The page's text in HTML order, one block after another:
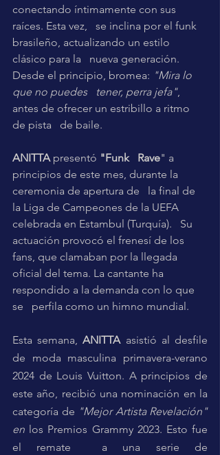
conectando íntimamente con sus
raíces. Esta vez,   se inclina por el funk
brasileño, actualizando un estilo
clásico para la   nueva generación.
Desde el principio, bromea: "Mira lo
que no puedes   tener, perra jefa",
antes de ofrecer un estribillo a ritmo
de pista   de baile.
ANITTA presentó "Funk   Rave" a
principios de este mes, durante la
ceremonia de apertura de   la final de
la Liga de Campeones de la UEFA
celebrada en Estambul (Turquía).   Su
actuación provocó el frenesí de los
fans, que clamaban por la llegada
oficial del tema. La cantante ha
respondido a la demanda con lo que
se   perfila como un himno mundial.
Esta semana, ANITTA asistió al desfile
de moda masculina primavera-verano
2024 de Louis Vuitton. A principios de
este año, recibió una nominación en la
categoría de "Mejor Artista Revelación"
en los Premios Grammy 2023. Esto fue
el remate  a una serie de